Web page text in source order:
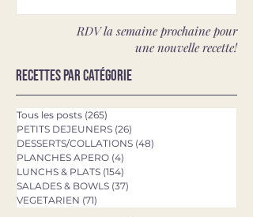
RDV la semaine prochaine pour
une nouvelle recette!
Recettes par catégorie
Tous les posts (265)
PETITS DEJEUNERS (26)
DESSERTS/COLLATIONS (48)
PLANCHES APERO (4)
LUNCHS & PLATS (154)
SALADES & BOWLS (37)
VEGETARIEN (71)